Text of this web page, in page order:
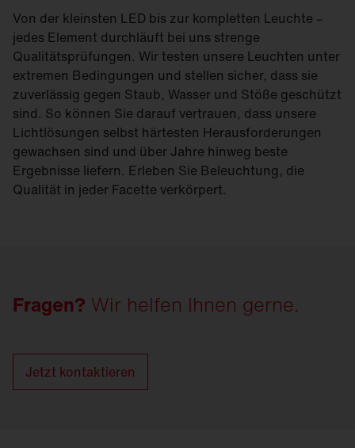
Von der kleinsten LED bis zur kompletten Leuchte –
jedes Element durchläuft bei uns strenge
Qualitätsprüfungen. Wir testen unsere Leuchten unter
extremen Bedingungen und stellen sicher, dass sie
zuverlässig gegen Staub, Wasser und Stöße geschützt
sind. So können Sie darauf vertrauen, dass unsere
Lichtlösungen selbst härtesten Herausforderungen
gewachsen sind und über Jahre hinweg beste
Ergebnisse liefern. Erleben Sie Beleuchtung, die
Qualität in jeder Facette verkörpert.
Fragen? Wir helfen Ihnen gerne.
Jetzt kontaktieren